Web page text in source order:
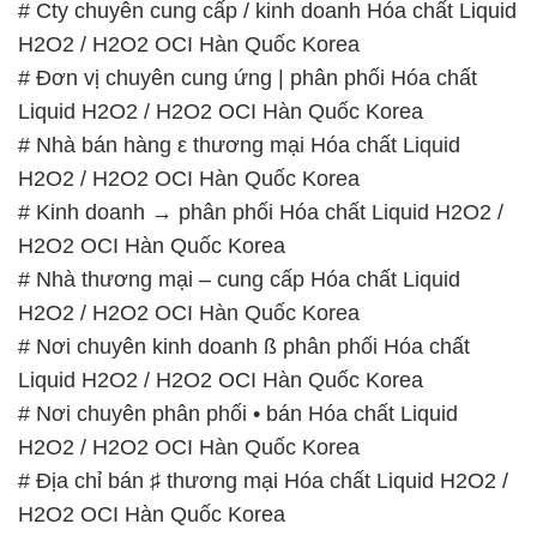
H2O2 / H2O2 OCI Hàn Quốc Korea
# Nơi chuyên kinh doanh ß phân phối Hóa chất
Liquid H2O2 / H2O2 OCI Hàn Quốc Korea
# Nơi chuyên phân phối • bán Hóa chất Liquid
H2O2 / H2O2 OCI Hàn Quốc Korea
# Địa chỉ bán ♯ thương mại Hóa chất Liquid H2O2 /
H2O2 OCI Hàn Quốc Korea
# Nơi chuyên thương mại ƒ phân phối Hóa chất
Liquid H2O2 / H2O2 OCI Hàn Quốc Korea
# Địa chỉ chuyên bán ► thương mại Hóa chất
Liquid H2O2 / H2O2 OCI Hàn Quốc Korea
📞PHÒNG KINH DOANH – CÔNG TY HÓA CHẤT
ĐẮC TRƯỜNG PHÁT🌐
🌐 Website: https://hoachatxulynuoc.com/